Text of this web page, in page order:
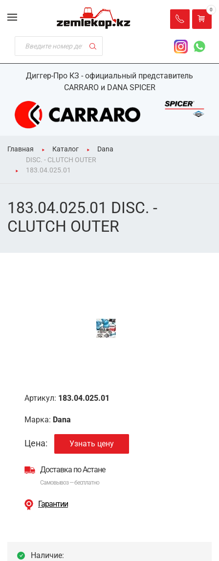
Диггер-Про КЗ - официальный представитель
CARRARO и DANA SPICER
0
Главная Каталог
Dana
DISC. - CLUTCH OUTER
183.04.025.01
183.04.025.01 DISC. -
CLUTCH OUTER
Артикул: 183.04.025.01
Марка: Dana
Цена: Узнать цену
Доставка по Астане
Самовывоз — бесплатно
Гарантии
Наличие: